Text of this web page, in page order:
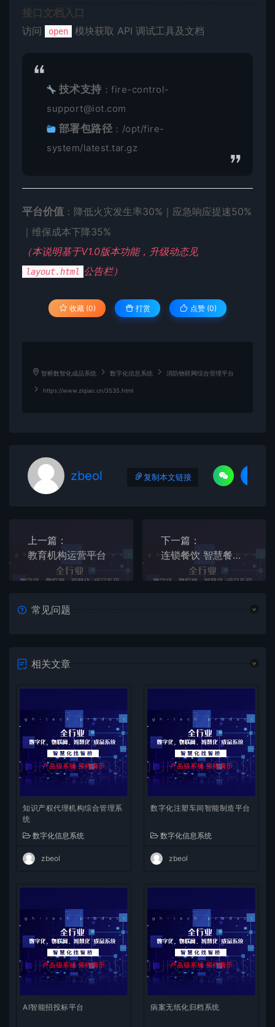
​接口文档入口​
访问
open 模块获取 API 调试工具及文档
​技术支持​ ​：fire-control-
support@iot.com
​部署包路径​ ​：/opt/fire-
system/latest.tar.gz
​平台价值​ ​：降低火灾发生率30%｜应急响应提速50%
｜维保成本下降35%
（本说明基于V1.0版本功能，升级动态见
layout.html 公告栏）
收藏 (0) 打赏 点赞 (0)
智桥数智化成品系统 数字化信息系统 消防物联网综合管理平台
https://www.ziqiao.cn/3535.html
zbeol 复制本文链接
上一篇：
教育机构运营平台
下一篇：
连锁餐饮 智慧餐饮零售一体化平台
常见问题
相关文章
知识产权代理机构综合管理系
统
数字化信息系统
zbeol
数字化注塑车间智能制造平台
数字化信息系统
zbeol
AI智能招投标平台 病案无纸化归档系统